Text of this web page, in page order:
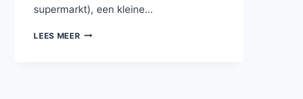
supermarkt), een kleine…
LEES MEERBONBON